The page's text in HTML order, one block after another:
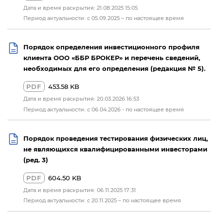
Дата и время раскрытия: 21.08.2025 15:05
Период актуальности: с 05.09.2025 – по настоящее время
Порядок определения инвестиционного профиля
клиента ООО «ББР БРОКЕР» и перечень сведений,
необходимых для его определения (редакция № 5).
PDF 453.58 KB
Дата и время раскрытия: 20.03.2026 16:53
Период актуальности: с 06.04.2026 - по настоящее время
Порядок проведения тестирования физических лиц,
не являющихся квалифицированными инвесторами
(ред. 3)
PDF 604.50 KB
Дата и время раскрытия: 06.11.2025 17:31
Период актуальности: с 20.11.2025 – по настоящее время